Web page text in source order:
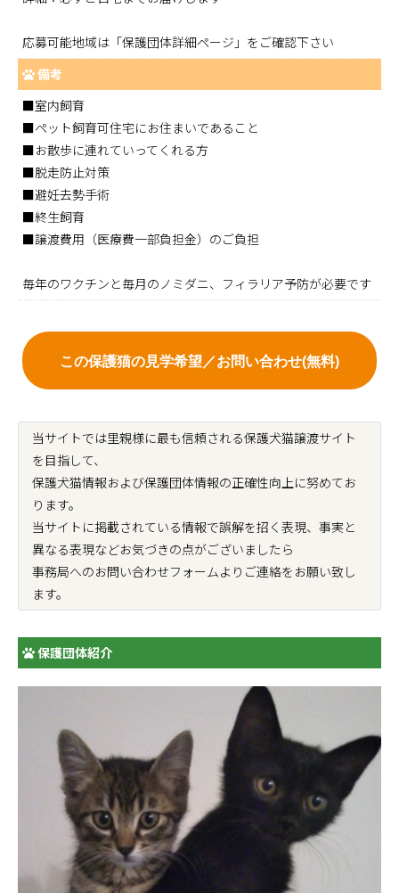
応募可能地域は「保護団体詳細ページ」をご確認下さい
備考
■室内飼育
■ペット飼育可住宅にお住まいであること
■お散歩に連れていってくれる方
■脱走防止対策
■避妊去勢手術
■終生飼育
■譲渡費用（医療費一部負担金）のご負担
毎年のワクチンと毎月のノミダニ、フィラリア予防が必要です
この保護猫の見学希望／お問い合わせ(無料)
当サイトでは里親様に最も信頼される保護犬猫譲渡サイト
を目指して、
保護犬猫情報および保護団体情報の正確性向上に努めてお
ります。
当サイトに掲載されている情報で誤解を招く表現、事実と
異なる表現などお気づきの点がございましたら
事務局へのお問い合わせフォームよりご連絡をお願い致し
ます。
保護団体紹介